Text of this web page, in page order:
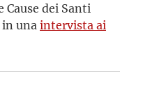
Cause dei Santi
unaintervista ai